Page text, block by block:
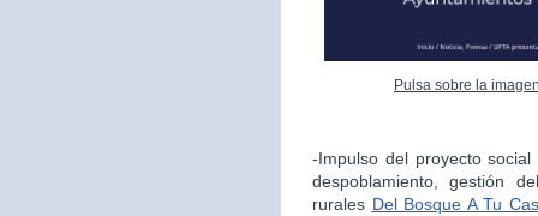
Pulsa sobre la
-Impulso del proyecto
despoblamiento, gestión
rurales Del Bosque A Tu